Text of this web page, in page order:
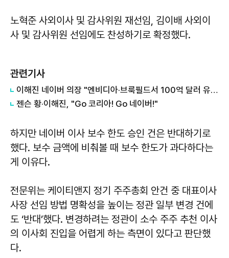
노혁준 사외이사 및 감사위원 재선임, 김이배 사외이
사 및 감사위원 선임에도 찬성하기로 확정했다.
관련기사
이해진 네이버 의장 "엔비디아·브룩필드서 100억 달러 유치… 1GW급 AI 팩토리 속도"
젠슨 황·이해진, "Go 코리아! Go 네이버!"
하지만 네이버 이사 보수 한도 승인 건은 반대하기로
했다. 보수 금액에 비춰볼 때 보수 한도가 과다하다는
게 이유다.
전문위는 케이티앤지 정기 주주총회 안건 중 대표이사
사장 선임 방법 명확성을 높이는 정관 일부 변경 건에
도 ‘반대’했다. 변경하려는 정관이 소수 주주 추천 이사
의 이사회 진입을 어렵게 하는 측면이 있다고 판단했
다.